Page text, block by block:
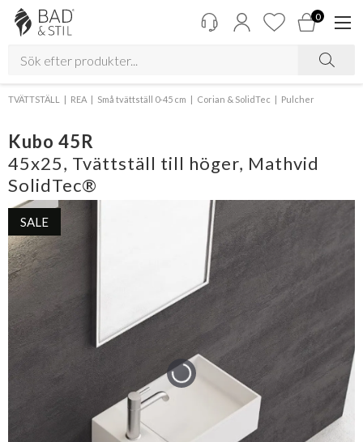
0
TVÄTTSTÄLL REA Små tvättställ 0-45 cm Corian & SolidTec Pulcher
Kubo 45R
45x25, Tvättställ till höger, Mathvid
SolidTec®
SALE